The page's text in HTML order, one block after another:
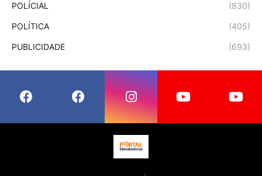
POLÍCIAL (830)
POLÍTICA (405)
PUBLICIDADE (693)